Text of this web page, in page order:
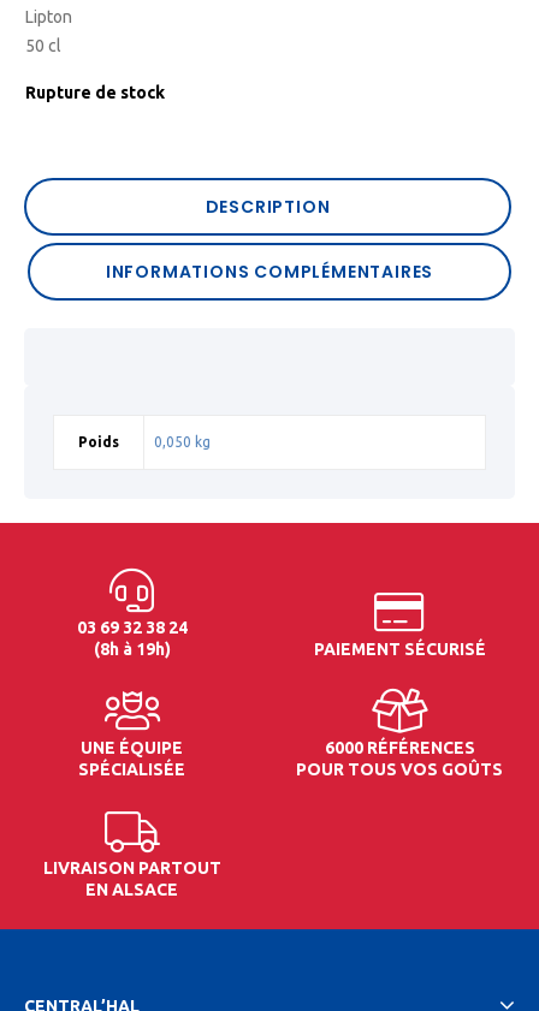
Lipton
50 cl
Rupture de stock
DESCRIPTION
INFORMATIONS COMPLÉMENTAIRES
Poids 0,050 kg
03 69 32 38 24
(8h à 19h)
PAIEMENT SÉCURISÉ
UNE ÉQUIPE
SPÉCIALISÉE
6000 RÉFÉRENCES
POUR TOUS VOS GOÛTS
LIVRAISON PARTOUT
EN ALSACE
CENTRAL’HAL